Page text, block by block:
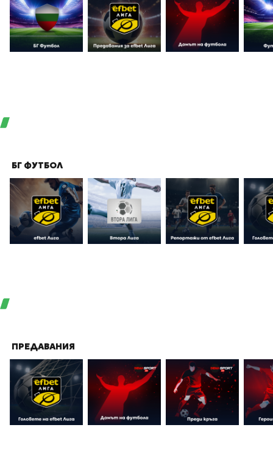
БГ ФУТБОЛ
ПРЕДАВАНИЯ